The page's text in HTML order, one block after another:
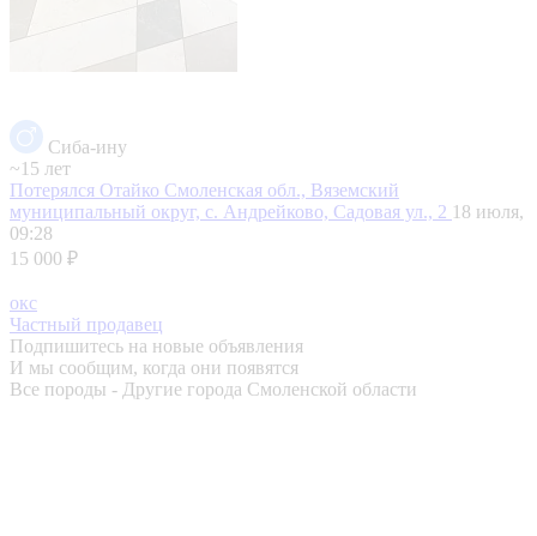
Сиба-ину
~15 лет
Потерялся Отайко Смоленская обл., Вяземский
муниципальный округ, с. Андрейково, Садовая ул., 2 18 июля,
09:28
15 000 ₽
окс
Частный продавец
Подпишитесь на новые объявления
И мы сообщим, когда они появятся
Все породы - Другие города Смоленской области